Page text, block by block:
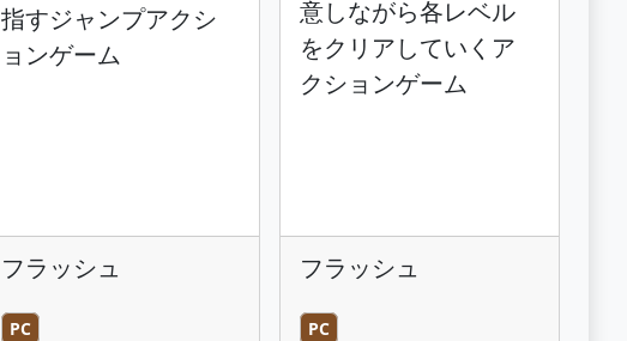
指すジャンプアクシ
ョンゲーム
フラッシュ
PC
意しながら各レベル
をクリアしていくア
クションゲーム
フラッシュ
PC